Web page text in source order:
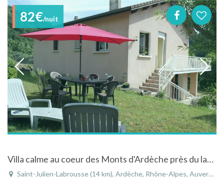
82€/nuit
Villa calme au coeur des Monts d'Ardèche près du lac des Collanges à Saint-Julien-Labrousse
Saint-Julien-Labrousse (14 km), Ardèche, Rhône-Alpes, Auvergne-Rhône-Alpes, France